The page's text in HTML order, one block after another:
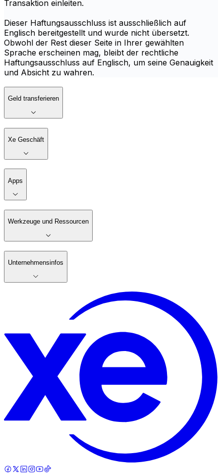
Transaktion einleiten.
Dieser Haftungsausschluss ist ausschließlich auf
Englisch bereitgestellt und wurde nicht übersetzt.
Obwohl der Rest dieser Seite in Ihrer gewählten
Sprache erscheinen mag, bleibt der rechtliche
Haftungsausschluss auf Englisch, um seine Genauigkeit
und Absicht zu wahren.
Geld transferieren
Xe Geschäft
Apps
Werkzeuge und Ressourcen
Unternehmensinfos